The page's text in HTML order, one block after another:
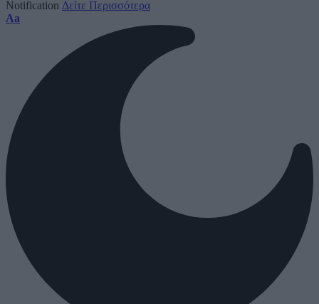
Notification Δείτε Περισσότερα
Font
Aa